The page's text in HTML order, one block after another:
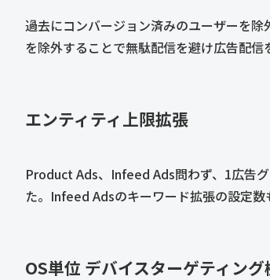
過去にコンバージョン済みのユーザーを
を除外することで無駄配信を避け広告配信
エンティティ上限拡張
Product Ads、Infeed Ads問わず、1広告
た。Infeed Adsのキーワード拡張の設定数
OS単位 デバイスターゲティング